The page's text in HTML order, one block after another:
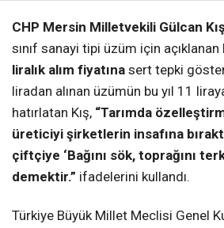
CHP Mersin Milletvekili Gülcan Kış
sınıf sanayi tipi üzüm için
liralık alım fiyatına sert tepki
liradan alınan üzümün bu yıl 11
hatırlatan Kış, “Tarımda
üreticiyi şirketlerin insafına
çiftçiye ‘Bağını sök, toprağını
demektir.” ifadelerini kullandı.
Türkiye Büyük Millet Meclisi Genel